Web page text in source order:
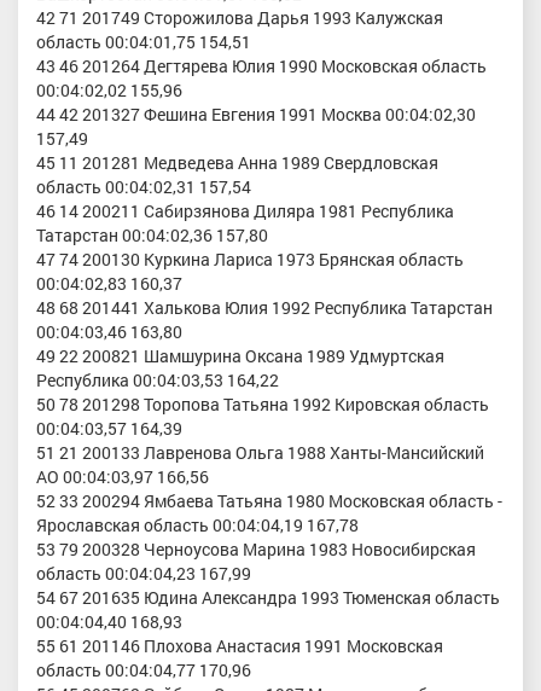
42 71 201749 Сторожилова Дарья 1993 Калужская
область 00:04:01,75 154,51
43 46 201264 Дегтярева Юлия 1990 Московская область
00:04:02,02 155,96
44 42 201327 Фешина Евгения 1991 Москва 00:04:02,30
157,49
45 11 201281 Медведева Анна 1989 Свердловская
область 00:04:02,31 157,54
46 14 200211 Сабирзянова Диляра 1981 Республика
Татарстан 00:04:02,36 157,80
47 74 200130 Куркина Лариса 1973 Брянская область
00:04:02,83 160,37
48 68 201441 Халькова Юлия 1992 Республика Татарстан
00:04:03,46 163,80
49 22 200821 Шамшурина Оксана 1989 Удмуртская
Республика 00:04:03,53 164,22
50 78 201298 Торопова Татьяна 1992 Кировская область
00:04:03,57 164,39
51 21 200133 Лавренова Ольга 1988 Ханты-Мансийский
АО 00:04:03,97 166,56
52 33 200294 Ямбаева Татьяна 1980 Московская область -
Ярославская область 00:04:04,19 167,78
53 79 200328 Черноусова Марина 1983 Новосибирская
область 00:04:04,23 167,99
54 67 201635 Юдина Александра 1993 Тюменская область
00:04:04,40 168,93
55 61 201146 Плохова Анастасия 1991 Московская
область 00:04:04,77 170,96